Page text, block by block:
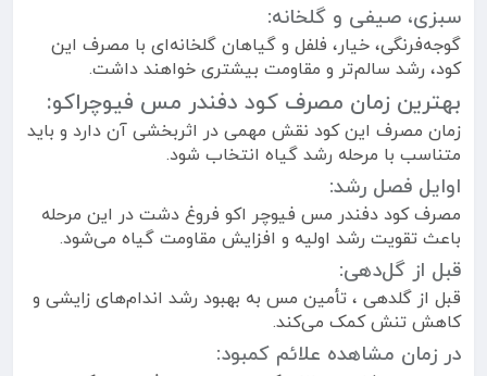
سبزی، صیفی و گلخانه:
گوجه‌فرنگی، خیار، فلفل و گیاهان گلخانه‌ای با مصرف این
کود، رشد سالم‌تر و مقاومت بیشتری خواهند داشت.
بهترین زمان مصرف کود دفندر مس فیوچراکو:
زمان مصرف این کود نقش مهمی در اثربخشی آن دارد و باید
متناسب با مرحله رشد گیاه انتخاب شود.
اوایل فصل رشد:
مصرف کود دفندر مس فیوچر اکو فروغ دشت در این مرحله
باعث تقویت رشد اولیه و افزایش مقاومت گیاه می‌شود.
قبل از گل‌دهی:
قبل از گلدهی ، تأمین مس به بهبود رشد اندام‌های زایشی و
کاهش تنش کمک می‌کند.
در زمان مشاهده علائم کمبود: